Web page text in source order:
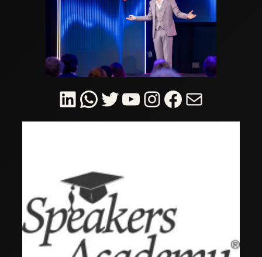
LinkedIn
WhatsApp
Twitter
YouTube
Instagram
Facebook
E-mail